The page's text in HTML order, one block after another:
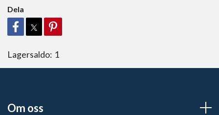
Dela
Lagersaldo: 1
Om oss